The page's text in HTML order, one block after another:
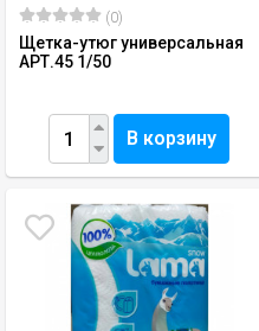
(0)
Щетка-утюг универсальная
АРТ.45 1/50
В корзину